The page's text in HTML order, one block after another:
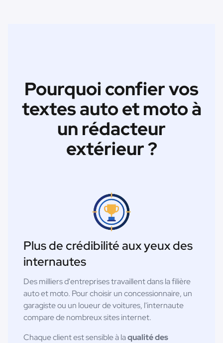
Pourquoi confier vos
textes auto et moto à
un rédacteur
extérieur ?
Plus de crédibilité aux yeux des
internautes
Des milliers d'entreprises travaillent dans la filière
auto et moto. Pour choisir un concessionnaire, un
garagiste ou un loueur de voitures, l'internaute
compare de nombreux sites internet.
Chaque client est sensible à laqualité des